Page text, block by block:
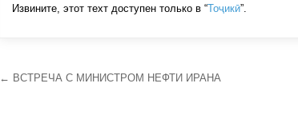
Извините, этот техт доступен только в “Тоҷикӣ”.
Навигация
← ВСТРЕЧА С МИНИСТРОМ НЕФТИ ИРАНА